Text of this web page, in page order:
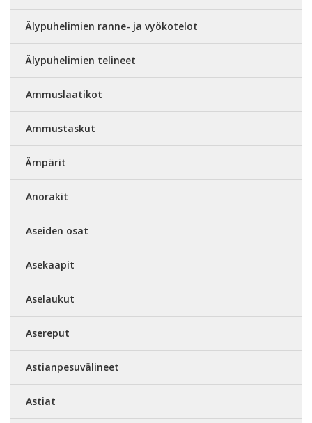
Älypuhelimien ranne- ja vyökotelot
Älypuhelimien telineet
Ammuslaatikot
Ammustaskut
Ämpärit
Anorakit
Aseiden osat
Asekaapit
Aselaukut
Asereput
Astianpesuvälineet
Astiat